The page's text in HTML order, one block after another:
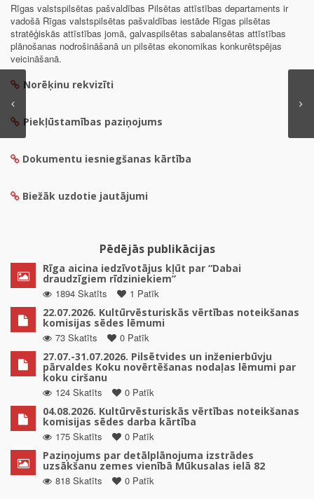
Rīgas valstspilsētas pašvaldības Pilsētas attīstības departaments ir
vadošā Rīgas valstspilsētas pašvaldības iestāde Rīgas pilsētas
stratēģiskās attīstības jomā, galvaspilsētas sabalansētas attīstības
plānošanas nodrošināšanā un pilsētas ekonomikas konkurētspējas
veicināšanā.
Norēķinu rekvizīti
Piekļūstamības paziņojums
Dokumentu iesniegšanas kārtība
Biežāk uzdotie jautājumi
Pēdējās publikācijas
Rīga aicina iedzīvotājus kļūt par “Dabai
draudzīgiem rīdziniekiem”
1894 Skatīts
1 Patīk
22.07.2026. Kultūrvēsturiskās vērtības noteikšanas
komisijas sēdes lēmumi
73 Skatīts
0 Patīk
27.07.-31.07.2026. Pilsētvides un inženierbūvju
pārvaldes Koku novērtēšanas nodaļas lēmumi par
koku ciršanu
124 Skatīts
0 Patīk
04.08.2026. Kultūrvēsturiskās vērtības noteikšanas
komisijas sēdes darba kārtība
175 Skatīts
0 Patīk
Paziņojums par detālplānojuma izstrādes
uzsākšanu zemes vienībā Mūkusalas ielā 82
818 Skatīts
0 Patīk